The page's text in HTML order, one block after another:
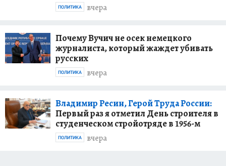
вчера
ПОЛИТИКА
Почему Вучич не осек немецкого
журналиста, который жаждет убивать
русских
вчера
ПОЛИТИКА
Владимир Ресин, Герой Труда России:
Первый раз я отметил День строителя в
студенческом стройотряде в 1956-м
вчера
ПОЛИТИКА